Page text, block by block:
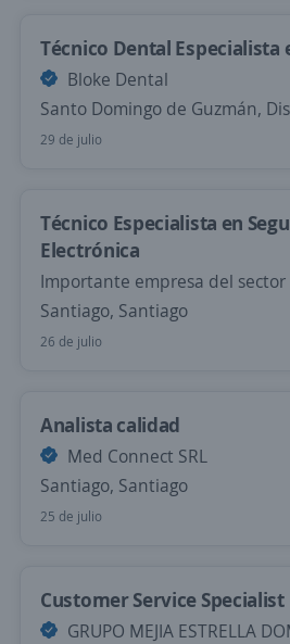
Técnico Dental Especialista
Bloke Dental
Santo Domingo de Guzmán,
29 de julio
Técnico Especialista en
Electrónica
Importante empresa del sector
Santiago, Santiago
26 de julio
Analista calidad
Med Connect SRL
Santiago, Santiago
25 de julio
Customer Service Specialist
GRUPO MEJIA ESTRELLA